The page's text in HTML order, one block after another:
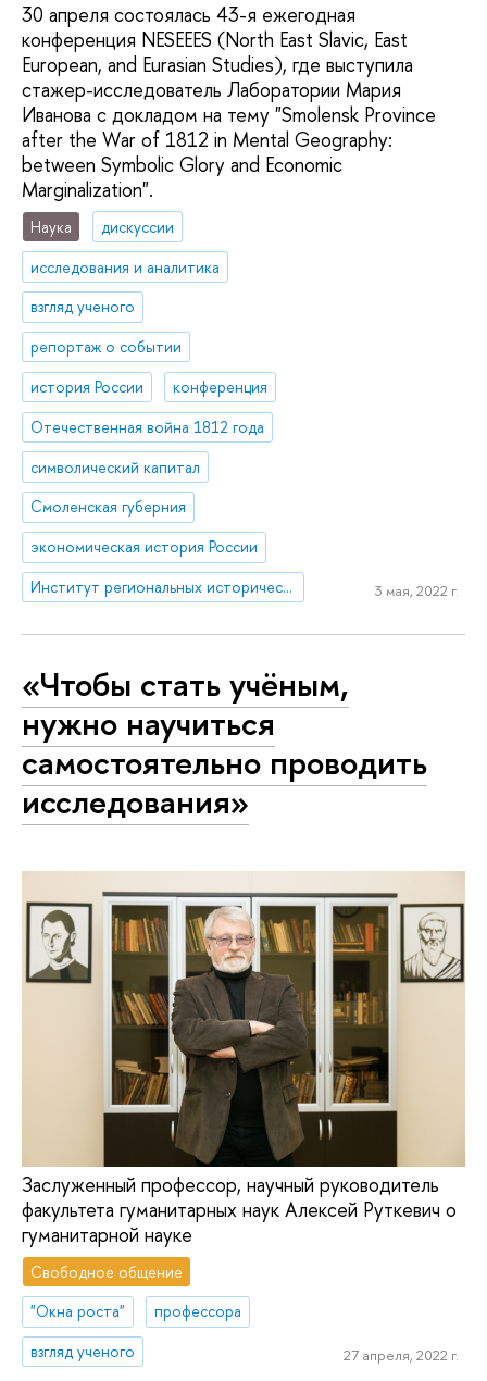
30 апреля состоялась 43-я ежегодная
конференция NESEEES (North East Slavic, East
European, and Eurasian Studies), где выступила
стажер-исследователь Лаборатории Мария
Иванова с докладом на тему "Smolensk Province
after the War of 1812 in Mental Geography:
between Symbolic Glory and Economic
Marginalization".
Наука
дискуссии
исследования и аналитика
взгляд ученого
репортаж о событии
история России
конференция
Отечественная война 1812 года
символический капитал
Смоленская губерния
экономическая история России
Институт региональных исторических исследований
3 мая, 2022 г.
«Чтобы стать учёным,
нужно научиться
самостоятельно проводить
исследования»
Заслуженный профессор, научный руководитель
факультета гуманитарных наук Алексей Руткевич о
гуманитарной науке
Свободное общение
"Окна роста"
профессора
взгляд ученого
27 апреля, 2022 г.